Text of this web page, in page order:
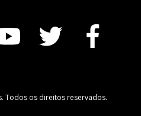
Todos os direitos reservados.